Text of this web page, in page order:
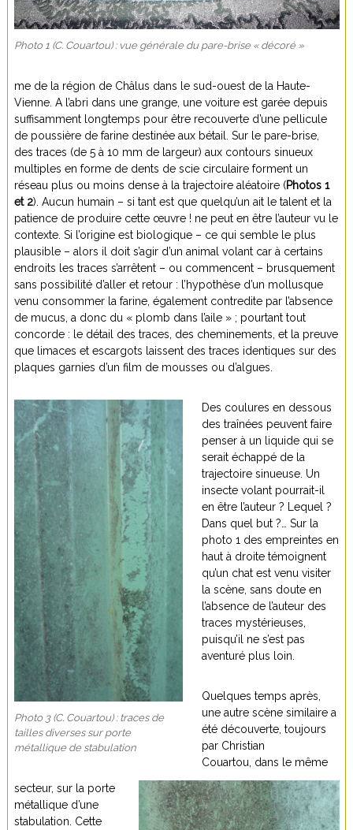
Photo 1 (C. Couartou) : vue générale du pare-brise « décoré »
me de la région de Châlus dans le sud-ouest de la Haute-
Vienne. A l’abri dans une grange, une voiture est garée depuis
suffisamment longtemps pour être recouverte d’une pellicule
de poussière de farine destinée aux bétail. Sur le pare-brise,
des traces (de 5 à 10 mm de largeur) aux contours sinueux
multiples en forme de dents de scie circulaire forment un
réseau plus ou moins dense à la trajectoire aléatoire (Photos 1
et 2). Aucun humain – si tant est que quelqu’un ait le talent et la
patience de produire cette œuvre ! ne peut en être l’auteur vu le
contexte. Si l’origine est biologique – ce qui semble le plus
plausible – alors il doit s’agir d’un animal volant car à certains
endroits les traces s’arrêtent – ou commencent – brusquement
sans possibilité d’aller et retour : l’hypothèse d’un mollusque
venu consommer la farine, également contredite par l’absence
de mucus, a donc du « plomb dans l’aile » ; pourtant tout
concorde : le détail des traces, des cheminements, et la preuve
que limaces et escargots laissent des traces identiques sur des
plaques garnies d’un film de mousses ou d’algues.
Photo 3 (C. Couartou) : traces de
tailles diverses sur porte
métallique de stabulation
Des coulures en dessous
des traînées peuvent faire
penser à un liquide qui se
serait échappé de la
trajectoire sinueuse. Un
insecte volant pourrait-il
en être l’auteur ? Lequel ?
Dans quel but ?… Sur la
photo 1 des empreintes en
haut à droite témoignent
qu’un chat est venu visiter
la scène, sans doute en
l’absence de l’auteur des
traces mystérieuses,
puisqu’il ne s’est pas
aventuré plus loin.
Quelques temps après,
une autre scène similaire a
été découverte, toujours
par Christian
Couartou, dans le même
secteur, sur la porte
métallique d’une
stabulation. Cette